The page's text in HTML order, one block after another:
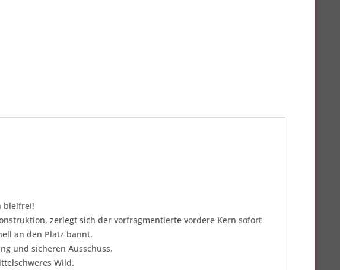
bleifrei!
zerlegt sich der vorfragmentierte vordere Kern sofort
an den Platz bannt.
und sicheren Ausschuss.
Wild.